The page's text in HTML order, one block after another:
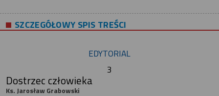
SZCZEGÓŁOWY SPIS TREŚCI
EDYTORIAL
3
Dostrzec człowieka
Ks. Jarosław Grabowski